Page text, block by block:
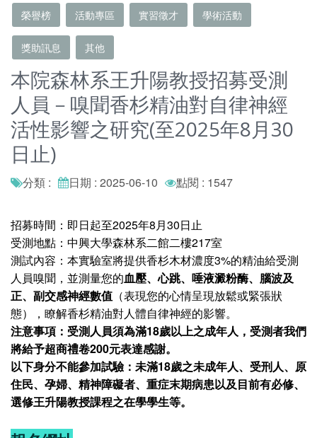
榮譽榜 活動專區 實習徵才 學術活動
獎助訊息 其他
本院森林系王升陽教授招募受測
人員－嗅聞香杉精油對自律神經
活性影響之研究(至2025年8月30
日止)
分類 : 日期 : 2025-06-10 點閱 : 1547
招募時間：即日起至2025年8月30日止
受測地點：中興大學森林系二館二樓217室
測試內容：本實驗室將提供香杉木材濃度3%的精油給受測
人員嗅聞，並測量您的血壓、心跳、唾液澱粉酶、腦波及
正、副交感神經數值 （表現您的心情呈現放鬆或緊張狀
態），瞭解香杉精油對人體自律神經的影響。
注意事項： 受測人員須為滿18歲以上之成年人，受測者我們
將給予超商禮卷200元表達感謝。
以下身分不能參加試驗：未滿18歲之未成年人、受刑人、原
住民、孕婦、精神障礙者、重症末期病患以及目前有必修、
選修王升陽教授課程之在學學生等。